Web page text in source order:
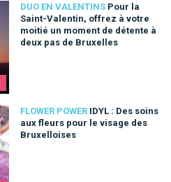
DUO EN VALENTINS Pour la
Saint-Valentin, offrez à votre
moitié un moment de détente à
deux pas de Bruxelles
à votre moitié un moment de
FLOWER POWER IDYL : Des soins
aux fleurs pour le visage des
Bruxelloises
pour le visage des Bruxelloises